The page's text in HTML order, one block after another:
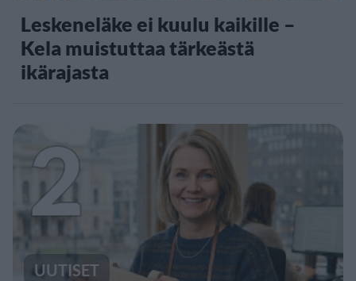
Leskeneläke ei kuulu kaikille –
Kela muistuttaa tärkeästä
ikärajasta
2
UUTISET